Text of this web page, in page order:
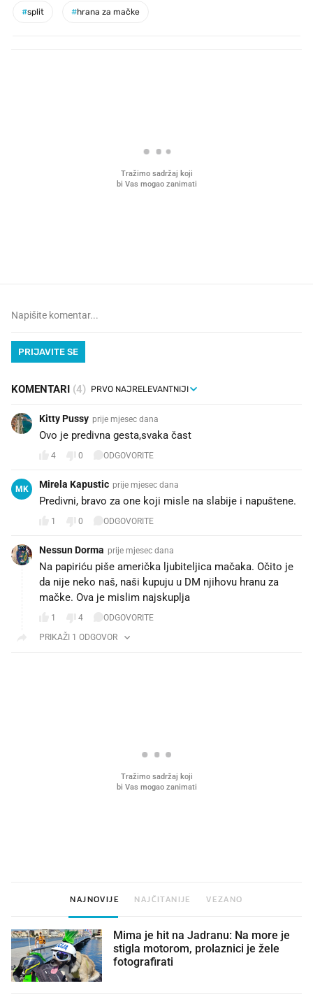
#split #hrana za mačke
PRIJAVITE SE
KOMENTARI (4)
Kitty Pussy prije mjesec dana
Ovo je predivna gesta,svaka čast
4 0 ODGOVORITE
MK Mirela Kapustic prije mjesec dana
Predivni, bravo za one koji misle na slabije i napuštene.
1 0 ODGOVORITE
Nessun Dorma prije mjesec dana
Na papiriću piše američka ljubiteljica mačaka. Očito je
da nije neko naš, naši kupuju u DM njihovu hranu za
mačke. Ova je mislim najskuplja
1 4
ODGOVORITE
PRIKAŽI 1 ODGOVOR
NAJNOVIJE NAJČITANIJE VEZANO
Mima je hit na Jadranu: Na more je
stigla motorom, prolaznici je žele
fotografirati